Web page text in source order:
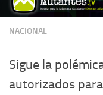
NACIONAL
Sigue la
autorizados